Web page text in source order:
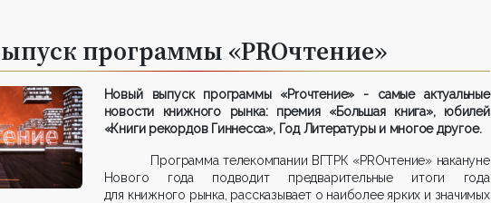
программы «PROчтение»
Новый выпуск программы «Proчтение» - самые актуальные
новости книжного рынка: премия «Большая книга», юбилей
«Книги рекордов Гиннесса», Год Литературы и многое другое.
Программа телекомпании ВГТРК «PROчтение» накануне
Нового года подводит предварительные итоги года
для книжного рынка, рассказывает о наиболее ярких и значимых